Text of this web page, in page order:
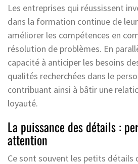
Les entreprises qui réussissent
dans la formation continue de
améliorer les compétences en
résolution de problèmes. En
capacité à anticiper les besoins
qualités recherchées dans le
contribuant ainsi à bâtir une
loyauté.
La puissance des détails :
attention
Ce sont souvent les petits détails